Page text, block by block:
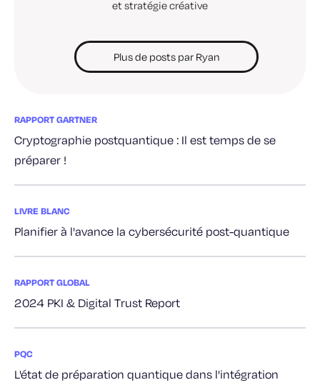
et stratégie créative
Plus de posts par Ryan
RAPPORT GARTNER
Cryptographie postquantique : Il est temps de se
préparer !
LIVRE BLANC
Planifier à l'avance la cybersécurité post-quantique
RAPPORT GLOBAL
2024 PKI & Digital Trust Report
PQC
L'état de préparation quantique dans l'intégration